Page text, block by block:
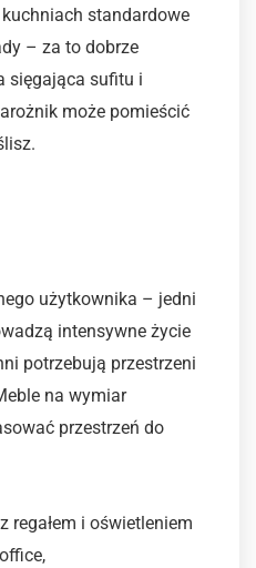
standardowe
– za to dobrze
sięgająca sufitu i
może pomieścić
użytkownika – jedni
intensywne życie
potrzebują przestrzeni
na wymiar
przestrzeń do
regałem i oświetleniem